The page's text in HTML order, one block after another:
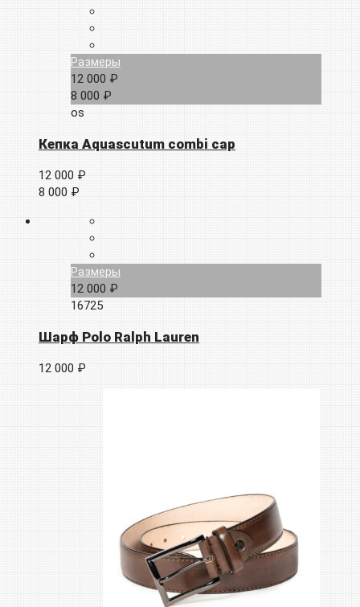
Размеры
12 000 ₽
8 000 ₽
os
Кепка Aquascutum combi cap
12 000 ₽
8 000 ₽
Размеры
12 000 ₽
16725
Шарф Polo Ralph Lauren
12 000 ₽